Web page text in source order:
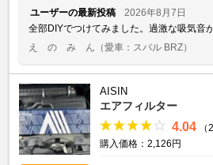
ユーザーの最新投稿
2026年8月7日
全部DIYでつけてみました。過激な吸気音
え の み ん （愛車：スバル BRZ）
AISIN
エアフィルター
4.04
（
購入価格：2,126円